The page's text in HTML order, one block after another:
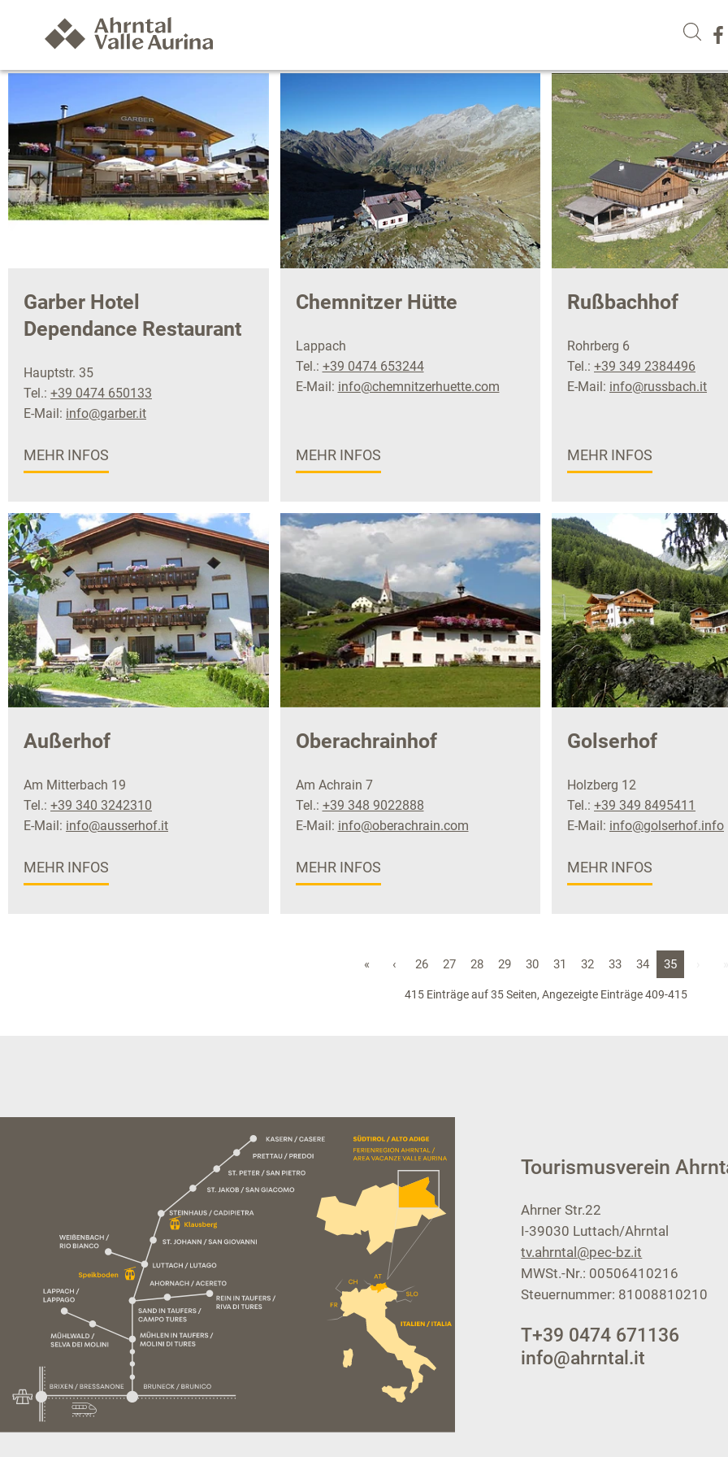
Garber Hotel
Dependance Restaurant
Hauptstr. 35
Tel.: +39 0474 650133
E-Mail: info@garber.it
MEHR INFOS
Chemnitzer Hütte
Lappach
Tel.: +39 0474 653244
E-Mail: info@chemnitzerhuette.com
MEHR INFOS
Rußbachhof
Rohrberg 6
Tel.: +39 349 2384496
E-Mail: info@russbach.it
MEHR INFOS
Außerhof
Am Mitterbach 19
Tel.: +39 340 3242310
E-Mail: info@ausserhof.it
MEHR INFOS
Oberachrainhof
Am Achrain 7
Tel.: +39 348 9022888
E-Mail: info@oberachrain.com
MEHR INFOS
Golserhof
Holzberg 12
Tel.: +39 349 8495411
E-Mail: info@golserhof.info
MEHR INFOS
« ‹ 26 27 28 29 30 31 32 33 34 35
415 Einträge auf 35 Seiten, Angezeigte Einträge 409-415
Tourismusverein
Ahrner Str.22
I-39030 Luttach/Ahrntal
tv.ahrntal@pec-bz.it
MWSt.-Nr.: 00506410216
Steuernummer: 81008810210
T+39 0474 671136
info@ahrntal.it